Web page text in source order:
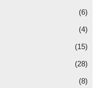
(6)
(4)
(15)
(28)
(8)